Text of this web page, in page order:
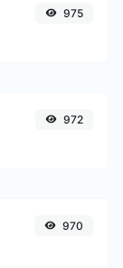
975
972
970